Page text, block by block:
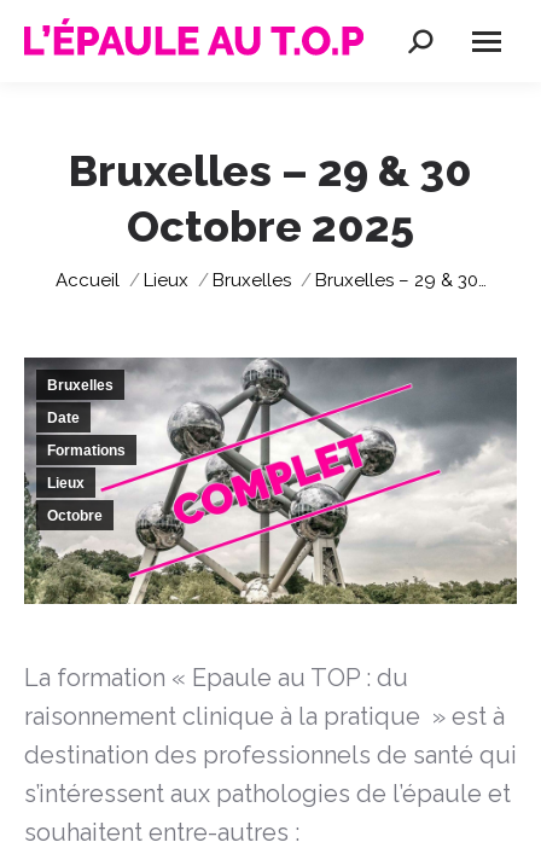
Recherche
Bruxelles – 29 & 30
Octobre 2025
Vous êtes ici :
Accueil Lieux Bruxelles Bruxelles – 29 & 30…
Bruxelles
Date
Formations
Lieux
Octobre
La formation « Epaule au TOP : du
raisonnement clinique à la pratique » est à
destination des professionnels de santé qui
s’intéressent aux pathologies de l’épaule et
souhaitent entre-autres :